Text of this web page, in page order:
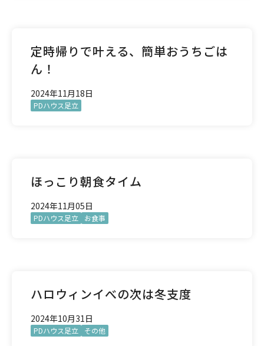
定時帰りで叶える、簡単おうちごは
ん！
2024年11月18日
PDハウス足立
ほっこり朝食タイム
2024年11月05日
PDハウス足立 お食事
ハロウィンイべの次は冬支度
2024年10月31日
PDハウス足立 その他